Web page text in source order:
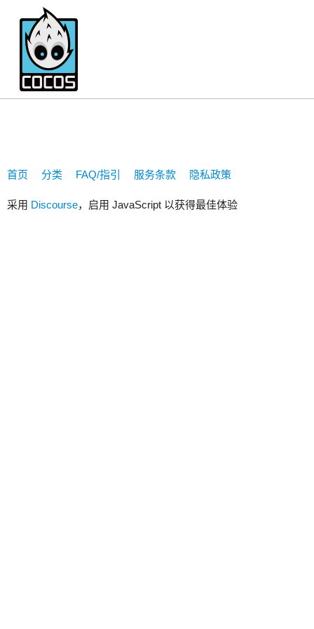
2415933434
首页 分类 FAQ/指引 服务条款 隐私政策
采用 Discourse，启用 JavaScript 以获得最佳体验